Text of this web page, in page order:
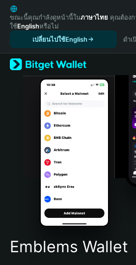
English
日本語
Tiếng Việt
Español (Latinoamérica)
Türkçe
Italiano
Português (Portugal)
Bahasa Indonesia
Português (Brasil)
Español (Argentina)
ขณะนี้คุณกำลังดูหน้านี้ในภาษาไทย คุณต้องก
ใช้Englishหรือไม่
เปลี่ยนไปใช้English
ดำ
Emblems Wallet